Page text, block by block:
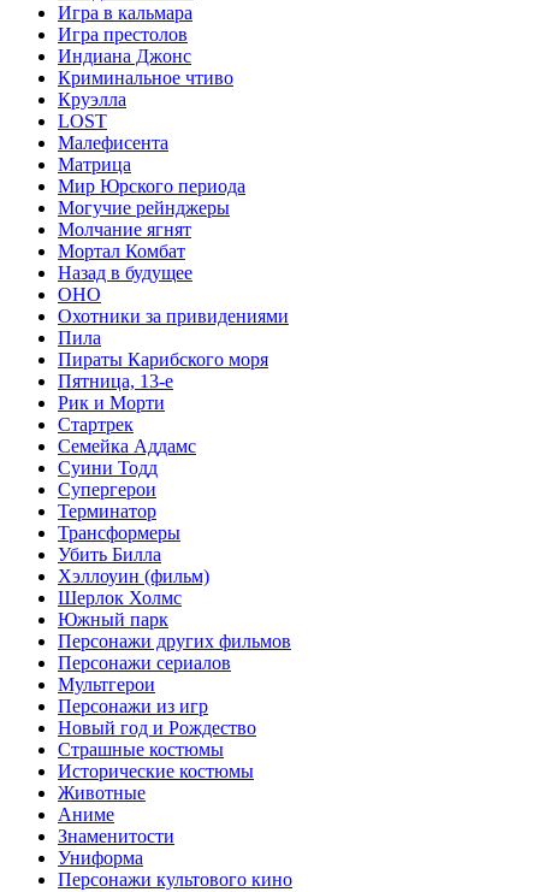
Игра в кальмара
Игра престолов
Индиана Джонс
Криминальное чтиво
Круэлла
LOST
Малефисента
Матрица
Мир Юрского периода
Могучие рейнджеры
Молчание ягнят
Мортал Комбат
Назад в будущее
ОНО
Охотники за привидениями
Пила
Пираты Карибского моря
Пятница, 13-е
Рик и Морти
Стартрек
Семейка Аддамс
Суини Тодд
Супергерои
Терминатор
Трансформеры
Убить Билла
Хэллоуин (фильм)
Шерлок Холмс
Южный парк
Персонажи других фильмов
Персонажи сериалов
Мультгерои
Персонажи из игр
Новый год и Рождество
Страшные костюмы
Исторические костюмы
Животные
Аниме
Знаменитости
Униформа
Персонажи культового кино